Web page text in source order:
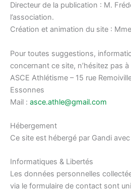
Directeur de la publication : M.
l’association.
Création et animation du site : Mme
Pour toutes suggestions,
concernant ce site, n’hésitez pas à
ASCE Athlétisme – 15 rue
Essonnes
Mail : asce.athle@gmail.com
Hébergement
Ce site est hébergé par Gandi
Informatiques & Libertés
Les données personnelles
via le formulaire de contact sont